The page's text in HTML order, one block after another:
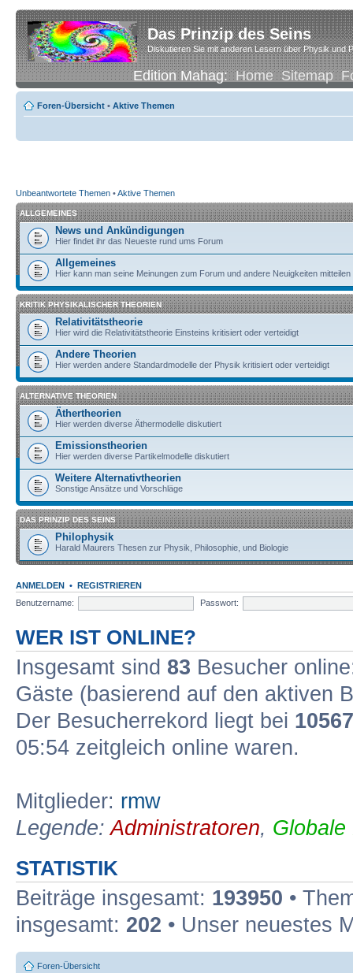
Das Prinzip des Seins
Diskutieren Sie mit anderen Lesern über Physik und
Edition Mahag:Home Sitemap
Foren-Übersicht • Aktive Themen
Unbeantwortete Themen •Aktive Themen
ALLGEMEINES
News und Ankündigungen
Hier findet ihr das Neueste rund ums Forum
Allgemeines
Hier kann man seine Meinungen zum Forum und andere Neuigkeiten mitteilen
KRITIK PHYSIKALISCHER THEORIEN
Relativitätstheorie
Hier wird die Relativitätstheorie Einsteins kritisiert oder verteidigt
Andere Theorien
Hier werden andere Standardmodelle der Physik kritisiert oder verteidigt
ALTERNATIVE THEORIEN
Äthertheorien
Hier werden diverse Äthermodelle diskutiert
Emissionstheorien
Hier werden diverse Partikelmodelle diskutiert
Weitere Alternativtheorien
Sonstige Ansätze und Vorschläge
DAS PRINZIP DES SEINS
Philophysik
Harald Maurers Thesen zur Physik, Philosophie, und Biologie
ANMELDEN • REGISTRIEREN
Benutzername:
Passwort:
WER IST ONLINE?
Insgesamt sind 83 Besucher
Gäste (basierend auf den aktiven
Der Besucherrekord liegt bei 10567
05:54 zeitgleich online waren.
Mitglieder: rmw
Legende:Administratoren, Globale
STATISTIK
Beiträge insgesamt: 193950 •
insgesamt: 202 • Unser neuestes
Foren-Übersicht